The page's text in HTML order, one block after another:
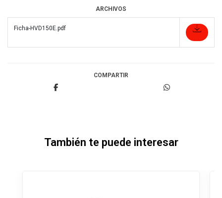
ARCHIVOS
Ficha-HVD150E.pdf
COMPARTIR
También te puede interesar